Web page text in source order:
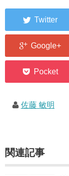
佐藤 敏明
関連記事